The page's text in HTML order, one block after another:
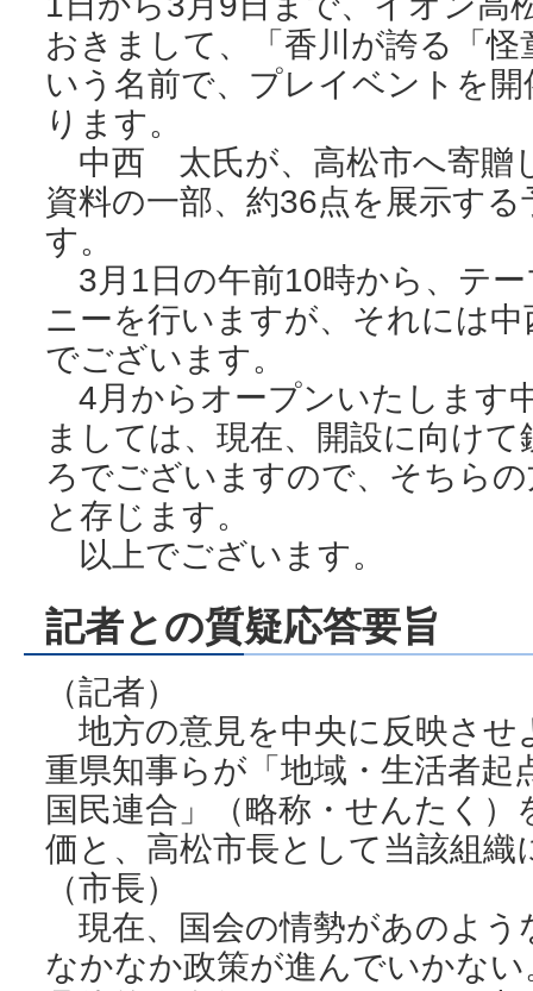
おきまして、「香川が誇る「
いう名前で、プレイベントを
ります。
中西 太氏が、高松市へ寄贈
資料の一部、約36点を展示す
す。
3月1日の午前10時から、テ
ニーを行いますが、それには
でございます。
4月からオープンいたします
ましては、現在、開設に向け
ろでございますので、そちら
と存じます。
以上でございます。
記者との質疑応答要旨
（記者）
地方の意見を中央に反映さ
重県知事らが「地域・生活者起
国民連合」（略称・せんたく
価と、高松市長として当該組
（市長）
現在、国会の情勢があのよう
なかなか政策が進んでいかな